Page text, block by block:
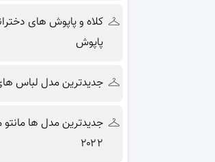
کلاه و پاپوش های
پاپوش
جدیدترین مدل لباس
جدیدترین مدل ها
۲۰۲۲